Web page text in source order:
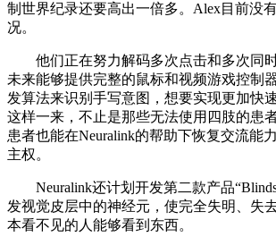
制世界纪录还要高出一倍多。Alex目前没
况。
他们正在努力解码多次点击和多次同
未来能够提供完整的鼠标和视频游戏控制
发算法来识别手写意图，想要实现更加快
这样一来，不止是那些无法使用四肢的患
患者也能在Neuralink的帮助下恢复交流能
主权。
Neuralink还计划开发第二款产品
发视觉皮层中的神经元，使完全失明、失
本看不见的人能够看到东西。